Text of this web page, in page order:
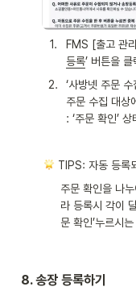
1. FMS [출고 관
등록’ 버튼을
2.
‘사방넷 주문
주문 수집 대상
: ‘주문 확인’
TIPS: 자동 등록
주문 확인을 나
라 등록시 각이
문 확인’누르시
8. 송장 등록하기